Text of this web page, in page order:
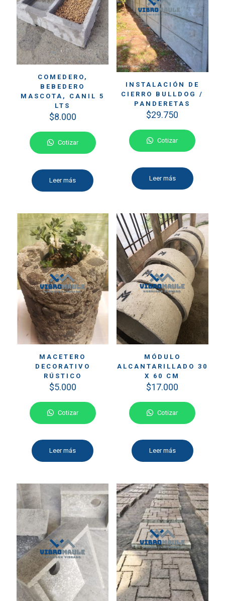
COMEDERO,
BEBEDERO
MASCOTA, CANIL 5
LTS
$8.000
Cotizar
Leer más
INSTALACIÓN DE
CIERRO BULLDOG /
PANDERETAS
$29.750
Cotizar
Leer más
MACETERO
DECORATIVO
RÚSTICO
$5.000
Cotizar
Leer más
MÓDULO
ALCANTARILLADO 30
X 60 CM
$17.000
Cotizar
Leer más